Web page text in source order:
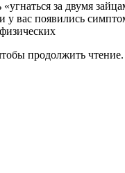
за двумя
у вас появились
продолжить